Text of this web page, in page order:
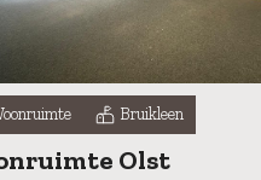
Bruikleen
Olst